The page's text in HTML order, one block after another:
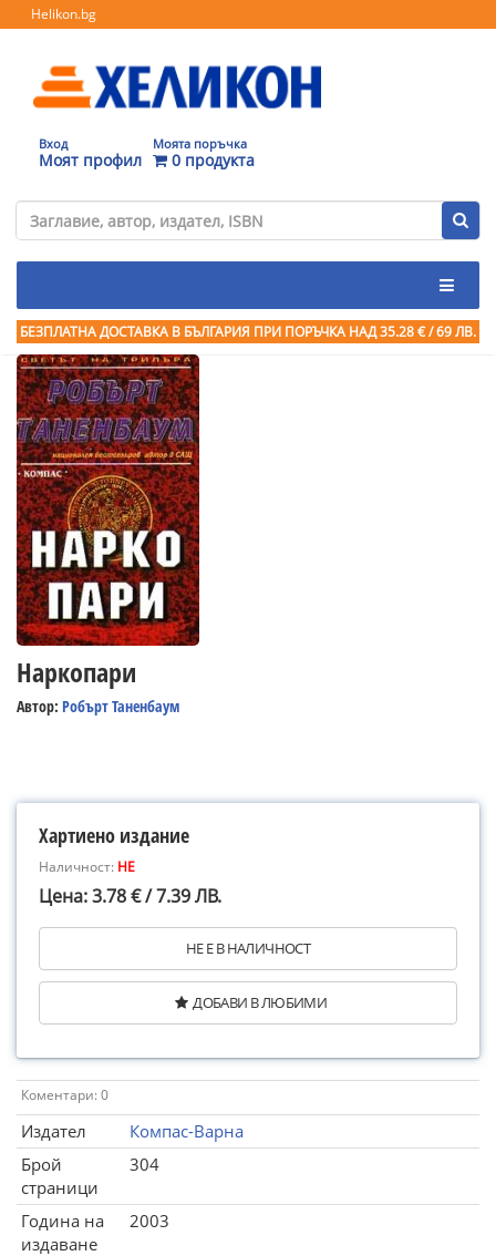
Helikon.bg
Вход
Моят профил
Моята поръчка
0 продукта
БЕЗПЛАТНА ДОСТАВКА В БЪЛГАРИЯ ПРИ ПОРЪЧКА НАД 35.28 € / 69 ЛВ.
Наркопари
Автор: Робърт Таненбаум
Хартиено издание
Наличност: НЕ
Цена: 3.78 € / 7.39 ЛВ.
НЕ Е В НАЛИЧНОСТ
ДОБАВИ В ЛЮБИМИ
Коментари: 0
Издател
Компас-Варна
Брой
страници
304
Година на
издаване
2003